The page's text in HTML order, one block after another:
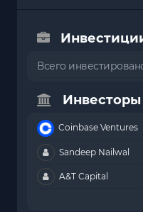
Всего
Инвесторы
Coinbase Ventures
Sandeep Nailwal
A&T Capital